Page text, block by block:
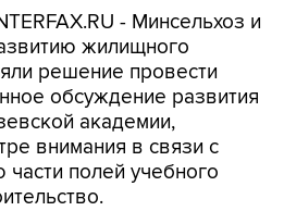
- Минсельхоз и
жилищного
решение провести
обсуждение развития
академии,
внимания в связи с
полей учебного